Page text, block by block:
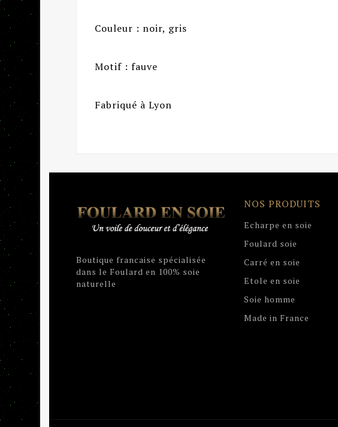
Couleur : noir, gris
Motif : fauve
Fabriqué à Lyon
Boutique francaise spécialisée
dans le Foulard en 100% soie
naturelle
NOS PRODUITS
Echarpe en soie
Foulard soie
Carré en soie
Etole en soie
Soie homme
Made in France